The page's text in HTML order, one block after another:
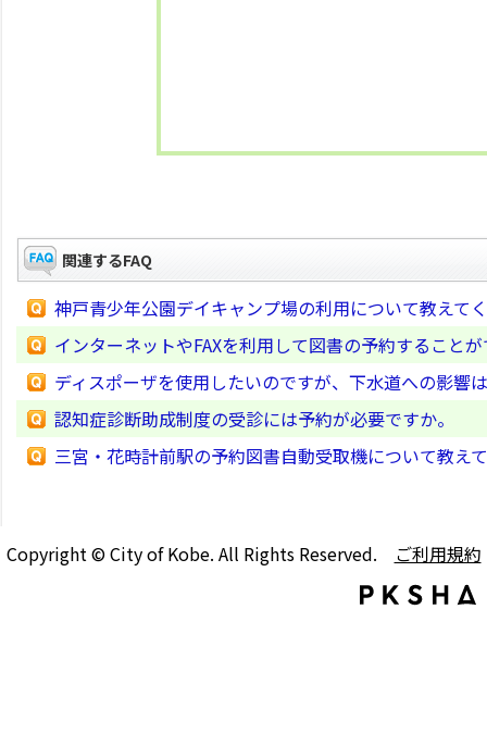
関連するFAQ
神戸青少年公園デイキャンプ場の利用について教えて
インターネットやFAXを利用して図書の予約すること
ディスポーザを使用したいのですが、下水道への影響
認知症診断助成制度の受診には予約が必要ですか。
三宮・花時計前駅の予約図書自動受取機について教え
Copyright © City of Kobe. All Rights Reserved. ご利用規約